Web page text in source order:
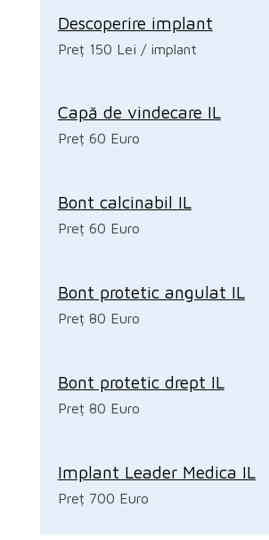
Descoperire implant
Preț 150 Lei / implant
Capă de vindecare IL
Preț 60 Euro
Bont calcinabil IL
Preț 60 Euro
Bont protetic angulat IL
Preț 80 Euro
Bont protetic drept IL
Preț 80 Euro
Implant Leader Medica IL
Preț 700 Euro